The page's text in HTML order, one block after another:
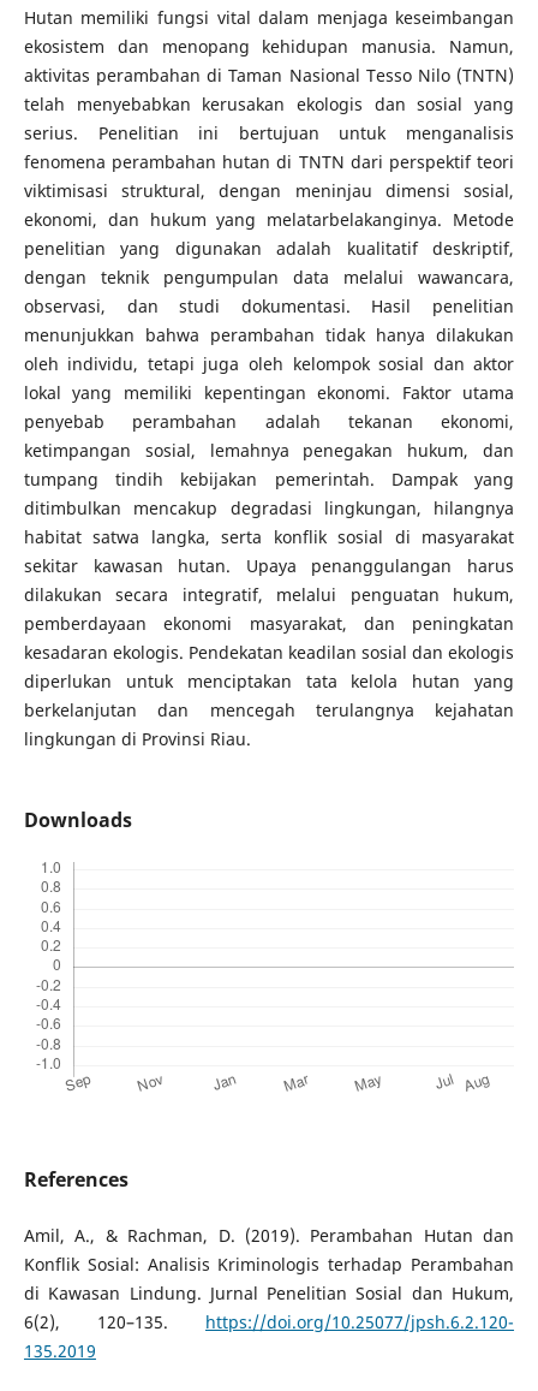
Hutan memiliki fungsi vital dalam menjaga keseimbangan
ekosistem dan menopang kehidupan manusia. Namun,
aktivitas perambahan di Taman Nasional Tesso Nilo (TNTN)
telah menyebabkan kerusakan ekologis dan sosial yang
serius. Penelitian ini bertujuan untuk menganalisis
fenomena perambahan hutan di TNTN dari perspektif teori
viktimisasi struktural, dengan meninjau dimensi sosial,
ekonomi, dan hukum yang melatarbelakanginya. Metode
penelitian yang digunakan adalah kualitatif deskriptif,
dengan teknik pengumpulan data melalui wawancara,
observasi, dan studi dokumentasi. Hasil penelitian
menunjukkan bahwa perambahan tidak hanya dilakukan
oleh individu, tetapi juga oleh kelompok sosial dan aktor
lokal yang memiliki kepentingan ekonomi. Faktor utama
penyebab perambahan adalah tekanan ekonomi,
ketimpangan sosial, lemahnya penegakan hukum, dan
tumpang tindih kebijakan pemerintah. Dampak yang
ditimbulkan mencakup degradasi lingkungan, hilangnya
habitat satwa langka, serta konflik sosial di masyarakat
sekitar kawasan hutan. Upaya penanggulangan harus
dilakukan secara integratif, melalui penguatan hukum,
pemberdayaan ekonomi masyarakat, dan peningkatan
kesadaran ekologis. Pendekatan keadilan sosial dan ekologis
diperlukan untuk menciptakan tata kelola hutan yang
berkelanjutan dan mencegah terulangnya kejahatan
lingkungan di Provinsi Riau.
Downloads
References
Amil, A., & Rachman, D. (2019). Perambahan Hutan dan
Konflik Sosial: Analisis Kriminologis terhadap Perambahan
di Kawasan Lindung. Jurnal Penelitian Sosial dan Hukum,
6(2), 120–135. https://doi.org/10.25077/jpsh.6.2.120-
135.2019